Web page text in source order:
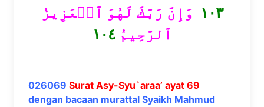
١٠٣ وَإِنَّ رَبَّكَ لَهُوَ ٱلۡعَزِيزُ
ٱلرَّحِيمُ١٠٤
026069 Surat Asy-Syu`araa’ ayat 69
dengan bacaan murattal Syaikh Mahmud